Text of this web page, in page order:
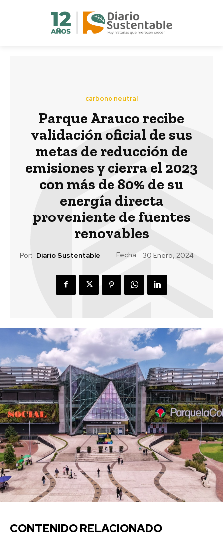
carbono neutral
Parque Arauco recibe
validación oficial de sus
metas de reducción de
emisiones y cierra el 2023
con más de 80% de su
energía directa
proveniente de fuentes
renovables
Por: Diario Sustentable Fecha: 30 Enero, 2024
CONTENIDO RELACIONADO